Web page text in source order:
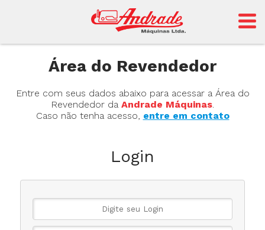
Andrade
Sansei
Área do Revendedor
Entre com seus dados abaixo para acessar a Área do
Revendedor da Andrade Máquinas.
Caso não tenha acesso, entre em contato
Login